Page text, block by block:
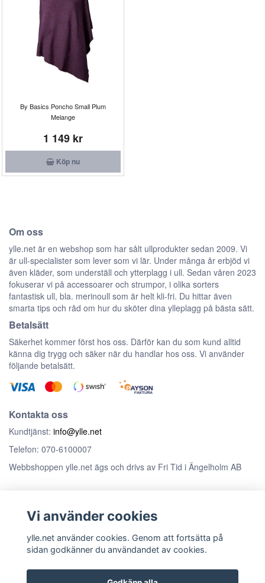
By Basics Poncho Small Plum
Melange
1 149 kr
Köp nu
Om oss
ylle.net är en webshop som har sålt ullprodukter sedan 2009. Vi
är ull-specialister som lever som vi lär. Under många år erbjöd vi
även kläder, som underställ och ytterplagg i ull. Sedan våren 2023
fokuserar vi på accessoarer och strumpor, i olika sorters
fantastisk ull, bla. merinoull som är helt kli-fri. Du hittar även
smarta tips och råd om hur du sköter dina ylleplagg på bästa sätt.
Betalsätt
Säkerhet kommer först hos oss. Därför kan du som kund alltid
känna dig trygg och säker när du handlar hos oss. Vi använder
följande betalsätt.
Kontakta oss
Kundtjänst: info@ylle.net
Telefon: 070-6100007
Webbshoppen ylle.net ägs och drivs av Fri Tid i Ängelholm AB
Anmäl dig till vårt nyhetsbrev
Vi använder cookies
ylle.net använder cookies. Genom att fortsätta på
sidan godkänner du användandet av cookies.